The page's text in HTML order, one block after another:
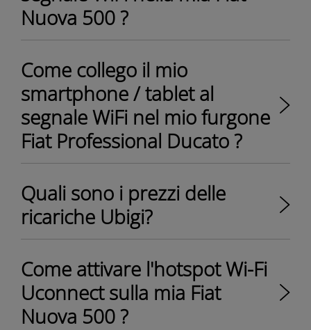
Nuova 500 ?
Come collego il mio
smartphone / tablet al
segnale WiFi nel mio furgone
Fiat Professional Ducato ?
Quali sono i prezzi delle
ricariche Ubigi?
Come attivare l'hotspot Wi-Fi
Uconnect sulla mia Fiat
Nuova 500 ?